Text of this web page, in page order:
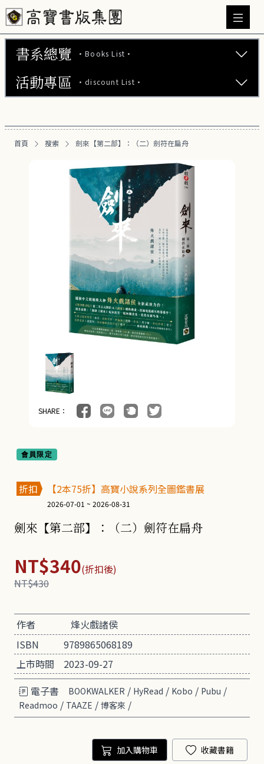
書系總覽 ·Books List·
文學小說 (743)
醫療保健 (54)
活動專區 ·discount List·
【2本7折】高寶小說系列全圖鑑書展
【2套7折】高寶小說系列全圖鑑書展
【66折】高寶小說系列全圖鑑書展
首頁 搜索 劍來【第二部】：（二）劍符在扁舟
SHARE：
會員限定
折扣 【2本75折】高寶小說系列全圖鑑書展
2026-07-01 ~ 2026-08-31
劍來【第二部】：（二）劍符在扁舟
NT$340(折扣後)
NT$430
作者
烽火戲諸侯
ISBN
9789865068189
上市時間
2023-09-27
電子書
BOOKWALKER / HyRead / Kobo / Pubu /
Readmoo / TAAZE / 博客來 /
加入購物車 收藏書籍